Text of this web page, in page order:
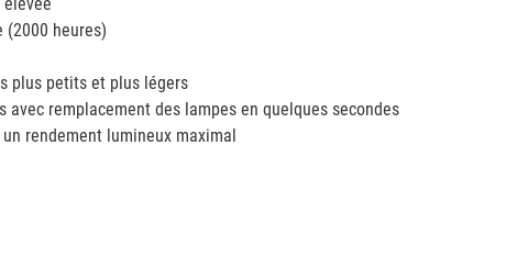
(2000 heures)
plus petits et plus légers
remplacement des lampes en quelques secondes
rendement lumineux maximal